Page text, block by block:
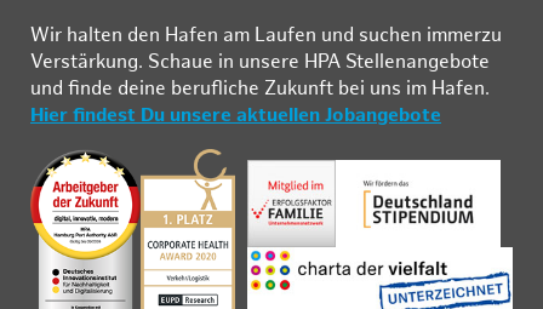
Wir hal­ten den Ha­fen am Lau­fen und su­chen im­mer­zu
Ver­stär­kung. Schau­e in un­se­re HPA Stel­len­an­ge­bo­te
und fin­de deine be­ruf­li­che Zu­kunft bei uns im Ha­fen.
Hier findest Du unsere aktuellen Jobangebote